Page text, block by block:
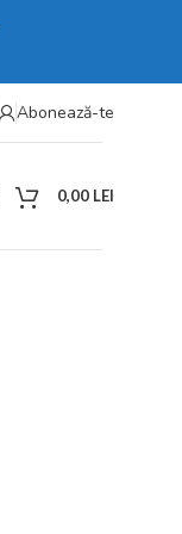
Abonează-te
0,00 LEI